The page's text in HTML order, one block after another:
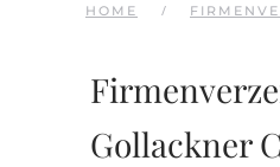
HOME
Gollackner